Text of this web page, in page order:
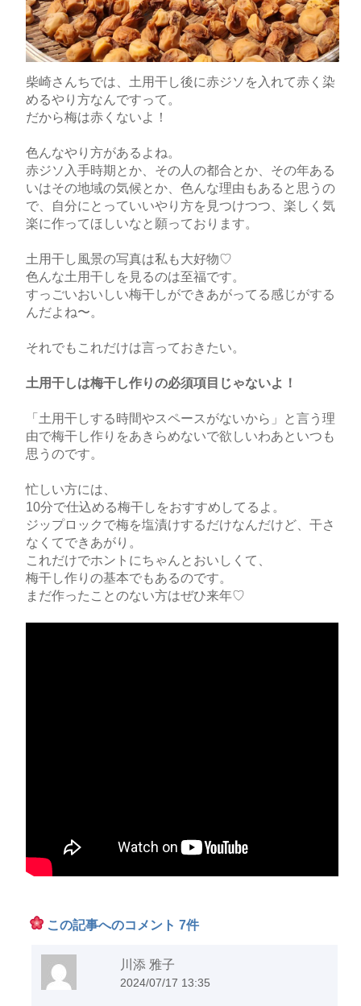
柴崎さんちでは、土用干し後に赤ジソを入れて赤く染
めるやり方なんですって。
だから梅は赤くないよ！
色んなやり方があるよね。
赤ジソ入手時期とか、その人の都合とか、その年ある
いはその地域の気候とか、色んな理由もあると思うの
で、自分にとっていいやり方を見つけつつ、楽しく気
楽に作ってほしいなと願っております。
土用干し風景の写真は私も大好物♡
色んな土用干しを見るのは至福です。
すっごいおいしい梅干しができあがってる感じがする
んだよね〜。
それでもこれだけは言っておきたい。
土用干しは梅干し作りの必須項目じゃないよ！
「土用干しする時間やスペースがないから」と言う理
由で梅干し作りをあきらめないで欲しいわあといつも
思うのです。
忙しい方には、
10分で仕込める梅干しをおすすめしてるよ。
ジップロックで梅を塩漬けするだけなんだけど、干さ
なくてできあがり。
これだけでホントにちゃんとおいしくて、
梅干し作りの基本でもあるのです。
まだ作ったことのない方はぜひ来年♡
この記事へのコメント 7件
川添 雅子
2024/07/17 13:35